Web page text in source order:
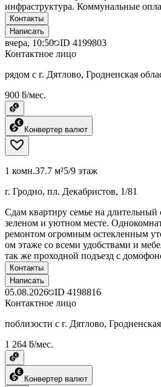
инфраструктура. Коммунальные
Контакты
Написать
вчера, 10:50 ID 4199803
Контактное лицо
рядом с г. Дятлово, Гродненская
900 ƃ/мес.
Конвертер валют
1 комн.37.7 м²5/9 этаж
г. Гродно, пл. Декабристов, 1/81
Сдам квартиру семье на длительный
зеленом и уютном месте.
ремонтом огромным остекленным
ом этаже со всеми удобствами и
так же проходной подъезд с
Контакты
Написать
05.08.2026 ID 4198816
Контактное лицо
поблизости с г. Дятлово,
1 264 ƃ/мес.
Конвертер валют